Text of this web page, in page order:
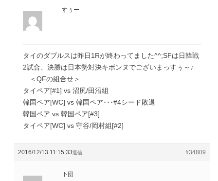
すぅー
タイのダブルスは昨日1Rが終わってました^^;SFは日韓戦
2試合、決勝は日本勢対決キボンヌでございまっすぅ～♪
＜QFの組合せ＞
タイペア[#1] vs 沼尻/田沼組
韓国ペア[WC] vs 韓国ペア･･･#4シード敗退
韓国ペア vs 韓国ペア[#3]
タイペア[WC] vs 守谷/岡村組[#2]
2016/12/13 11:15:33 #34809
返信
下団